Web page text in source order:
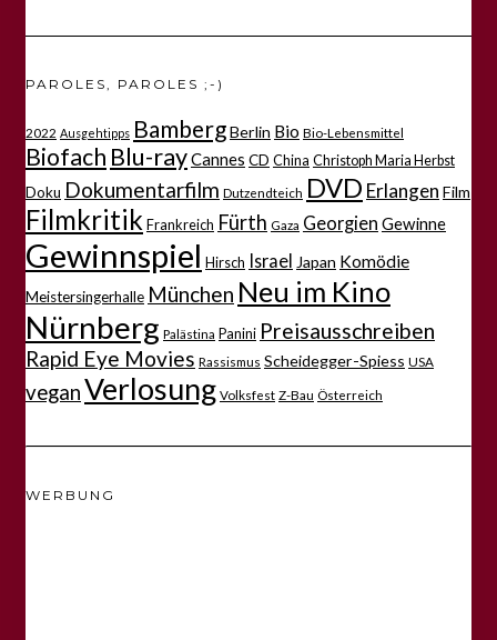
PAROLES, PAROLES ;-)
2022 Ausgehtipps BambergBerlin Bio Bio-Lebensmittel
Biofach Blu-rayCannes CD China Christoph Maria Herbst
Doku Dokumentarfilm Dutzendteich DVD Erlangen Film
Filmkritik Frankreich Fürth Gaza Georgien Gewinne
Gewinnspiel Hirsch Israel Japan Komödie
Meistersingerhalle München Neu im Kino
Nürnberg Palästina Panini Preisausschreiben
Rapid Eye Movies Rassismus Scheidegger-Spiess USA
veganVerlosung Volksfest Z-Bau Österreich
WERBUNG